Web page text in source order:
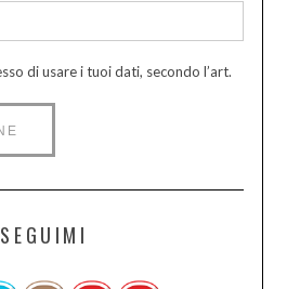
di usare i tuoi dati, secondo l’art.
SEGUIMI